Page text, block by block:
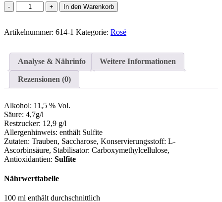
Portugieser
Rosé
In den Warenkorb
Artikelnummer: 614-1 Kategorie: Rosé
Analyse & Nährinfo Weitere Informationen
Rezensionen (0)
Alkohol: 11,5 % Vol.
Säure: 4,7g/l
Restzucker: 12,9 g/l
Allergenhinweis: enthält Sulfite
Zutaten: Trauben, Saccharose, Konservierungsstoff: L-
Ascorbinsäure, Stabilisator: Carboxymethylcellulose,
Antioxidantien: Sulfite
Nährwerttabelle
100 ml enthält durchschnittlich